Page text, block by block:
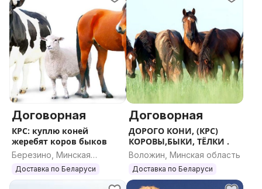
Договорная
КРС: куплю коней
жеребят коров быков
Березино, Минская
область
Доставка по Беларуси
Договорная
ДОРОГО КОНИ, (КРС)
КОРОВЫ,БЫКИ, ТЁЛКИ .
Воложин, Минская область
Доставка по Беларуси